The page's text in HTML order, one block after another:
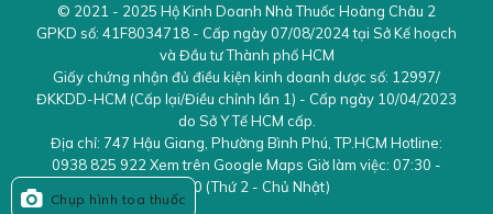
Trẻ em bị rối loạn tiêu hóa do loạn khuẩn: Bao gồm
các triệu chứng như:
Táo bón
Đầy hơi, chướng bụng
Chụp hình toa thuốc
© 2021 - 2025 Hộ Kinh Doanh Nhà Thuốc Hoàng Châu 2
GPKD số: 41F8034718 - Cấp ngày 07/08/2024 tại Sở Kế hoạch
và Đầu tư Thành phố HCM
Giấy chứng nhận đủ điều kiện kinh doanh dược số: 12997/
ĐKKDD-HCM (Cấp lại/Điều chỉnh lần 1) - Cấp ngày 10/04/2023
do Sở Y Tế HCM cấp.
Địa chỉ: 747 Hậu Giang Phường Bình Phú ,TP.HCM Hotline:
0938 825 922 Xem trên Google Maps Giờ làm việc: 07:30 -
21:30 (Thứ 2 - Chủ Nhật)